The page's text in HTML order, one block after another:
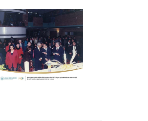
Inauguración del Edificio
Bolívar. Hoy el epicentro
de una comunidad de
habita este espacio
conectado por sueños-